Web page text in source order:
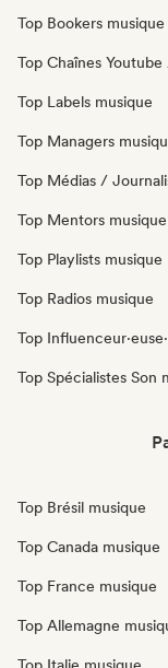
Top Bookers musique
Top Chaînes
Top Labels musique
Top Managers
Top Médias /
Top Mentors musique
Top Playlists musique
Top Radios musique
Top
Top Spécialistes Son
Top Brésil musique
Top Canada musique
Top France musique
Top Allemagne